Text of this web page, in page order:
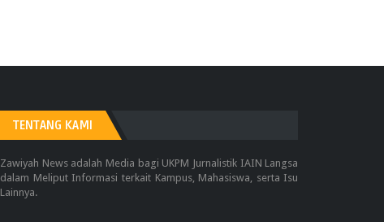
TENTANG KAMI
Zawiyah News adalah Media bagi UKPM Jurnalistik IAIN Langsa
dalam Meliput Informasi terkait Kampus, Mahasiswa, serta Isu
Lainnya.